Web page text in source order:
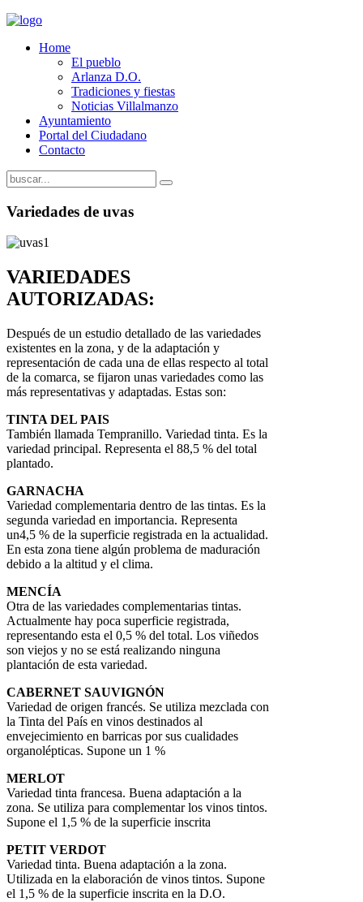
Home
El pueblo
Arlanza D.O.
Tradiciones y fiestas
Noticias Villalmanzo
Ayuntamiento
Portal del Ciudadano
Contacto
Variedades de uvas
VARIEDADES
AUTORIZADAS:
Después de un estudio detallado de las variedades
existentes en la zona, y de la adaptación y
representación de cada una de ellas respecto al total
de la comarca, se fijaron unas variedades como las
más representativas y adaptadas. Estas son:
TINTA DEL PAIS
También llamada Tempranillo. Variedad tinta. Es la
variedad principal. Representa el 88,5 % del total
plantado.
GARNACHA
Variedad complementaria dentro de las tintas. Es la
segunda variedad en importancia. Representa
un4,5 % de la superficie registrada en la actualidad.
En esta zona tiene algún problema de maduración
debido a la altitud y el clima.
MENCÍA
Otra de las variedades complementarias tintas.
Actualmente hay poca superficie registrada,
representando esta el 0,5 % del total. Los viñedos
son viejos y no se está realizando ninguna
plantación de esta variedad.
CABERNET SAUVIGNÓN
Variedad de origen francés. Se utiliza mezclada con
la Tinta del País en vinos destinados al
envejecimiento en barricas por sus cualidades
organolépticas. Supone un 1 %
MERLOT
Variedad tinta francesa. Buena adaptación a la
zona. Se utiliza para complementar los vinos tintos.
Supone el 1,5 % de la superficie inscrita
PETIT VERDOT
Variedad tinta. Buena adaptación a la zona.
Utilizada en la elaboración de vinos tintos. Supone
el 1,5 % de la superficie inscrita en la D.O.